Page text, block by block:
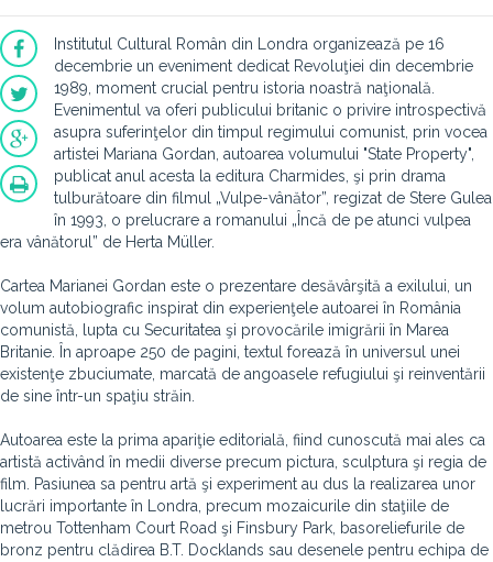
Institutul Cultural Român din Londra organizează pe 16
decembrie un eveniment dedicat Revoluţiei din decembrie
1989, moment crucial pentru istoria noastră naţională.
Evenimentul va oferi publicului britanic o privire introspectivă
asupra suferinţelor din timpul regimului comunist, prin vocea
artistei Mariana Gordan, autoarea volumului "State Property",
publicat anul acesta la editura Charmides, şi prin drama
tulburătoare din filmul „Vulpe-vânător”, regizat de Stere Gulea
în 1993, o prelucrare a romanului „Încă de pe atunci vulpea
era vânătorul” de Herta Müller.
Cartea Marianei Gordan este o prezentare desăvârşită a exilului, un
volum autobiografic inspirat din experienţele autoarei în România
comunistă, lupta cu Securitatea şi provocările imigrării în Marea
Britanie. În aproape 250 de pagini, textul forează în universul unei
existenţe zbuciumate, marcată de angoasele refugiului şi reinventării
de sine într-un spaţiu străin.
Autoarea este la prima apariţie editorială, fiind cunoscută mai ales ca
artistă activând în medii diverse precum pictura, sculptura şi regia de
film. Pasiunea sa pentru artă şi experiment au dus la realizarea unor
lucrări importante în Londra, precum mozaicurile din staţiile de
metrou Tottenham Court Road şi Finsbury Park, basoreliefurile de
bronz pentru clădirea B.T. Docklands sau desenele pentru echipa de